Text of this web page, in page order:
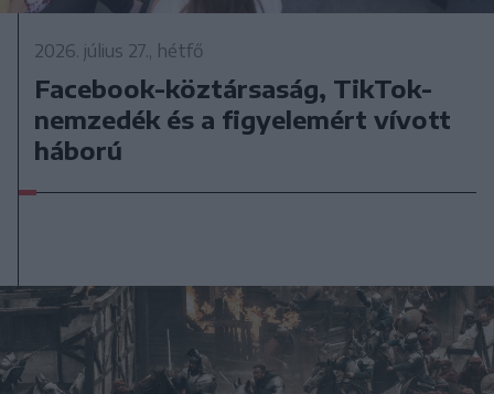
2026. július 27., hétfő
Facebook-köztársaság, TikTok-
nemzedék és a figyelemért vívott
háború